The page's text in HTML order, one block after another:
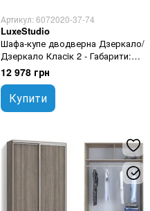
Артикул: 6072020-37-74
LuxeStudio
Шафа-купе дводверна Дзеркало/
Дзеркало Класiк 2 - Габарити:
170х210х60 (ШхВхГ)
12 978 грн
Купити